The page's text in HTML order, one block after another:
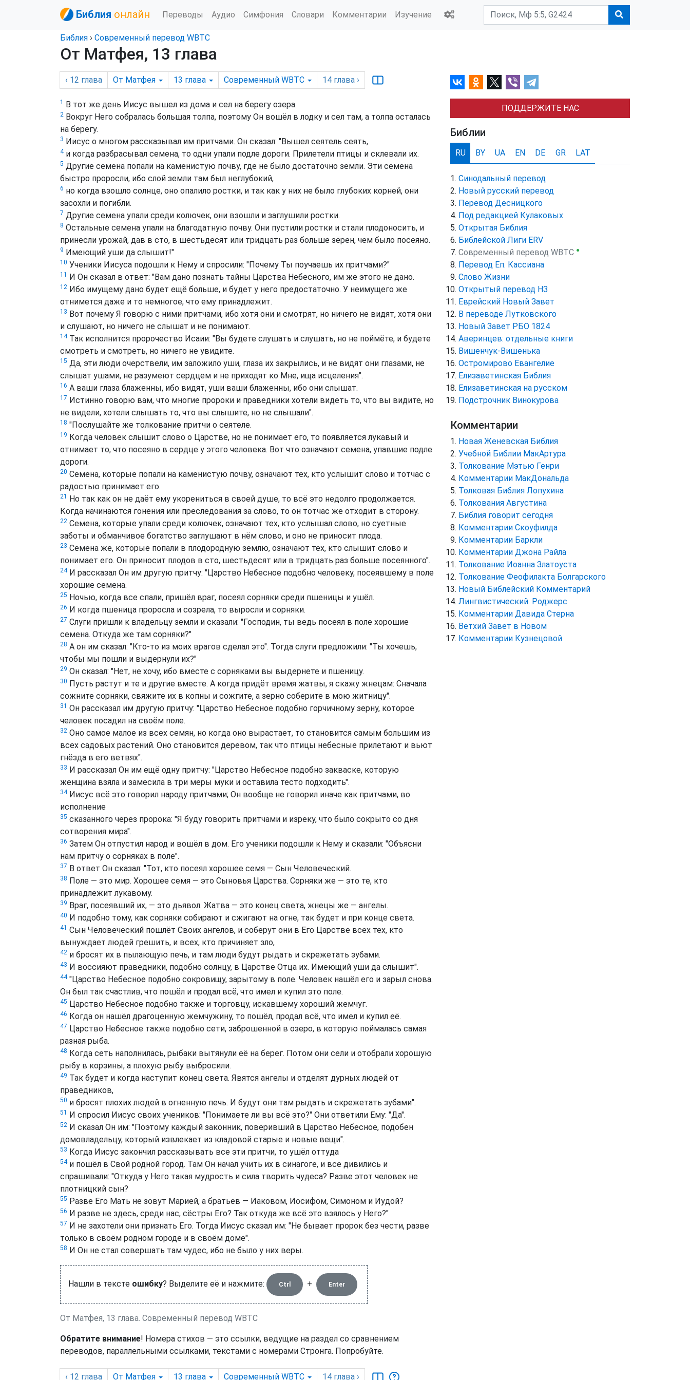
Библия онлайн Переводы Аудио Симфония Словари Комментарии Изучение
Библия › Cовременный перевод WBTC
От Матфея, 13 глава
‹ 12 глава От Матфея 13 глава Cовременный WBTC 14 глава ›
1 В тот же день Иисус вышел из дома и сел на берегу озера.
2 Вокруг Него собралась большая толпа, поэтому Он вошёл в лодку и сел там, а толпа осталась
на берегу.
3 Иисус о многом рассказывал им притчами. Он сказал: "Вышел сеятель сеять,
4и когда разбрасывал семена, то одни упали подле дороги. Прилетели птицы и склевали их.
5 Другие семена попали на каменистую почву, где не было достаточно земли. Эти семена
быстро проросли, ибо слой земли там был неглубокий,
6 но когда взошло солнце, оно опалило ростки, и так как у них не было глубоких корней, они
засохли и погибли.
7 Другие семена упали среди колючек, они взошли и заглушили ростки.
8 Остальные семена упали на благодатную почву. Они пустили ростки и стали плодоносить, и
принесли урожай, дав в сто, в шестьдесят или тридцать раз больше зёрен, чем было посеяно.
9 Имеющий уши да слышит!"
10 Ученики Иисуса подошли к Нему и спросили: "Почему Ты поучаешь их притчами?"
11 И Он сказал в ответ: "Вам дано познать тайны Царства Небесного, им же этого не дано.
12 Ибо имущему дано будет ещё больше, и будет у него предостаточно. У неимущего же
отнимется даже и то немногое, что ему принадлежит.
13 Вот почему Я говорю с ними притчами, ибо хотя они и смотрят, но ничего не видят, хотя они
и слушают, но ничего не слышат и не понимают.
14Так исполнится пророчество Исаии: "Вы будете слушать и слушать, но не поймёте, и будете
смотреть и смотреть, но ничего не увидите.
15 Да, эти люди очерствели, им заложило уши, глаза их закрылись, и не видят они глазами, не
слышат ушами, не разумеют сердцем и не приходят ко Мне, ища исцеления".
16 А ваши глаза блаженны, ибо видят, уши ваши блаженны, ибо они слышат.
17 Истинно говорю вам, что многие пророки и праведники хотели видеть то, что вы видите, но
не видели, хотели слышать то, что вы слышите, но не слышали".
18 "Послушайте же толкование притчи о сеятеле.
19 Когда человек слышит слово о Царстве, но не понимает его, то появляется лукавый и
отнимает то, что посеяно в сердце у этого человека. Вот что означают семена, упавшие подле
дороги.
20 Семена, которые попали на каменистую почву, означают тех, кто услышит слово и тотчас с
радостью принимает его.
21 Но так как он не даёт ему укорениться в своей душе, то всё это недолго продолжается.
Когда начинаются гонения или преследования за слово, то он тотчас же отходит в сторону.
22 Семена, которые упали среди колючек, означают тех, кто услышал слово, но суетные
заботы и обманчивое богатство заглушают в нём слово, и оно не приносит плода.
23 Семена же, которые попали в плодородную землю, означают тех, кто слышит слово и
понимает его. Он приносит плодов в сто, шестьдесят или в тридцать раз больше посеянного".
24И рассказал Он им другую притчу: "Царство Небесное подобно человеку, посеявшему в поле
хорошие семена.
25 Ночью, когда все спали, пришёл враг, посеял сорняки среди пшеницы и ушёл.
26 И когда пшеница проросла и созрела, то выросли и сорняки.
27 Слуги пришли к владельцу земли и сказали: "Господин, ты ведь посеял в поле хорошие
семена. Откуда же там сорняки?"
28 А он им сказал: "Кто-то из моих врагов сделал это". Тогда слуги предложили: "Ты хочешь,
чтобы мы пошли и выдернули их?"
29 Он сказал: "Нет, не хочу, ибо вместе с сорняками вы выдернете и пшеницу.
30 Пусть растут и те и другие вместе. А когда придёт время жатвы, я скажу жнецам: Сначала
сожните сорняки, свяжите их в копны и сожгите, а зерно соберите в мою житницу".
31 Он рассказал им другую притчу: "Царство Небесное подобно горчичному зерну, которое
человек посадил на своём поле.
32 Оно самое малое из всех семян, но когда оно вырастает, то становится самым большим из
всех садовых растений. Оно становится деревом, так что птицы небесные прилетают и вьют
гнёзда в его ветвях".
33 И рассказал Он им ещё одну притчу: "Царство Небесное подобно закваске, которую
женщина взяла и замесила в три меры муки и оставила тесто подходить".
34Иисус всё это говорил народу притчами; Он вообще не говорил иначе как притчами, во
исполнение
35 сказанного через пророка: "Я буду говорить притчами и изреку, что было сокрыто со дня
сотворения мира".
36 Затем Он отпустил народ и вошёл в дом. Его ученики подошли к Нему и сказали: "Объясни
нам притчу о сорняках в поле".
37 В ответ Он сказал: "Тот, кто посеял хорошее семя — Сын Человеческий.
38 Поле — это мир. Хорошее семя — это Сыновья Царства. Сорняки же — это те, кто
принадлежит лукавому.
39 Враг, посеявший их, — это дьявол. Жатва — это конец света, жнецы же — ангелы.
40 И подобно тому, как сорняки собирают и сжигают на огне, так будет и при конце света.
41 Сын Человеческий пошлёт Своих ангелов, и соберут они в Его Царстве всех тех, кто
вынуждает людей грешить, и всех, кто причиняет зло,
42 и бросят их в пылающую печь, и там люди будут рыдать и скрежетать зубами.
43 И воссияют праведники, подобно солнцу, в Царстве Отца их. Имеющий уши да слышит".
44"Царство Небесное подобно сокровищу, зарытому в поле. Человек нашёл его и зарыл снова.
Он был так счастлив, что пошёл и продал всё, что имел и купил это поле.
45 Царство Небесное подобно также и торговцу, искавшему хороший жемчуг.
46 Когда он нашёл драгоценную жемчужину, то пошёл, продал всё, что имел и купил её.
47 Царство Небесное также подобно сети, заброшенной в озеро, в которую поймалась самая
разная рыба.
48 Когда сеть наполнилась, рыбаки вытянули её на берег. Потом они сели и отобрали хорошую
рыбу в корзины, а плохую рыбу выбросили.
49 Так будет и когда наступит конец света. Явятся ангелы и отделят дурных людей от
праведников,
50 и бросят плохих людей в огненную печь. И будут они там рыдать и скрежетать зубами".
51 И спросил Иисус своих учеников: "Понимаете ли вы всё это?" Они ответили Ему: "Да".
52 И сказал Он им: "Поэтому каждый законник, поверивший в Царство Небесное, подобен
домовладельцу, который извлекает из кладовой старые и новые вещи".
53 Когда Иисус закончил рассказывать все эти притчи, то ушёл оттуда
54и пошёл в Свой родной город. Там Он начал учить их в синагоге, и все дивились и
спрашивали: "Откуда у Него такая мудрость и сила творить чудеса? Разве этот человек не
плотницкий сын?
55 Разве Его Мать не зовут Марией, а братьев — Иаковом, Иосифом, Симоном и Иудой?
56 И разве не здесь, среди нас, сёстры Его? Так откуда же всё это взялось у Него?"
57 И не захотели они признать Его. Тогда Иисус сказал им: "Не бывает пророк без чести, разве
только в своём родном городе и в своём доме".
58 И Он не стал совершать там чудес, ибо не было у них веры.
Нашли в тексте ошибку? Выделите её и нажмите: Ctrl + Enter
От Матфея, 13 глава. Cовременный перевод WBTC
Обратите внимание! Номера стихов — это ссылки, ведущие на раздел со сравнением
переводов, параллельными ссылками, текстами с номерами Стронга. Попробуйте.
‹ 12 глава От Матфея 13 глава Cовременный WBTC 14 глава ›
ПОДДЕРЖИТЕ НАС
Библии
RU BY UA EN DE GR LAT
Синодальный перевод
Новый русский перевод
Перевод Десницкого
Под редакцией Кулаковых
Открытая Библия
Библейской Лиги ERV
Cовременный перевод WBTC ●
Перевод Еп. Кассиана
Слово Жизни
Открытый перевод НЗ
Еврейский Новый Завет
В переводе Лутковского
Новый Завет РБО 1824
Аверинцев: отдельные книги
Вишенчук-Вишенька
Остромирово Евангелие
Елизаветинская Библия
Елизаветинская на русском
Подстрочник Винокурова
Комментарии
Новая Женевская Библия
Учебной Библии МакАртура
Толкование Мэтью Генри
Комментарии МакДональда
Толковая Библия Лопухина
Толкования Августина
Библия говорит сегодня
Комментарии Скоуфилда
Комментарии Баркли
Комментарии Джона Райла
Толкование Иоанна Златоуста
Толкование Феофилакта Болгарского
Новый Библейский Комментарий
Лингвистический. Роджерс
Комментарии Давида Стерна
Ветхий Завет в Новом
Комментарии Кузнецовой